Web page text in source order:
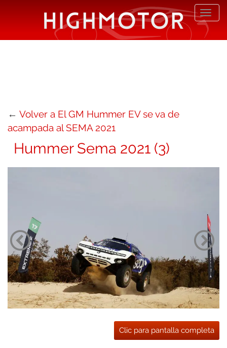
← Volver a El GM Hummer EV se va de
acampada al SEMA 2021
Hummer Sema 2021 (3)
Clic para pantalla completa